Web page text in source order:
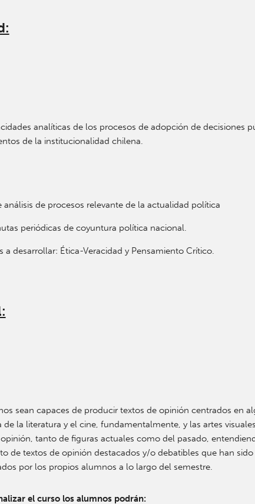
analíticas de los procesos de adopción de
de la institucionalidad chilena.
análisis de procesos relevante de la actualidad política
periódicas de coyuntura política nacional.
a desarrollar: Ética-Veracidad y Pensamiento Crítico.
sean capaces de producir textos de opinión centrados en
de la literatura y el cine, fundamentalmente, y las artes
tanto de figuras actuales como del pasado,
de textos de opinión destacados y/o debatibles que han
por los propios alumnos a lo largo del semestre.
el curso los alumnos podrán: